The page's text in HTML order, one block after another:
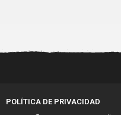
POLÍTICA DE PRIVACIDAD